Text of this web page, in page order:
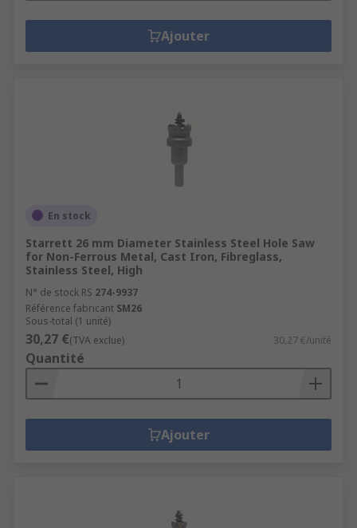
Ajouter
En stock
Starrett 26 mm Diameter Stainless Steel Hole Saw
for Non-Ferrous Metal, Cast Iron, Fibreglass,
Stainless Steel, High
N° de stock RS 274-9937
Référence fabricant SM26
Sous-total (1 unité)
30,27 €(TVA exclue) 30,27 €/unité
Quantité
Ajouter